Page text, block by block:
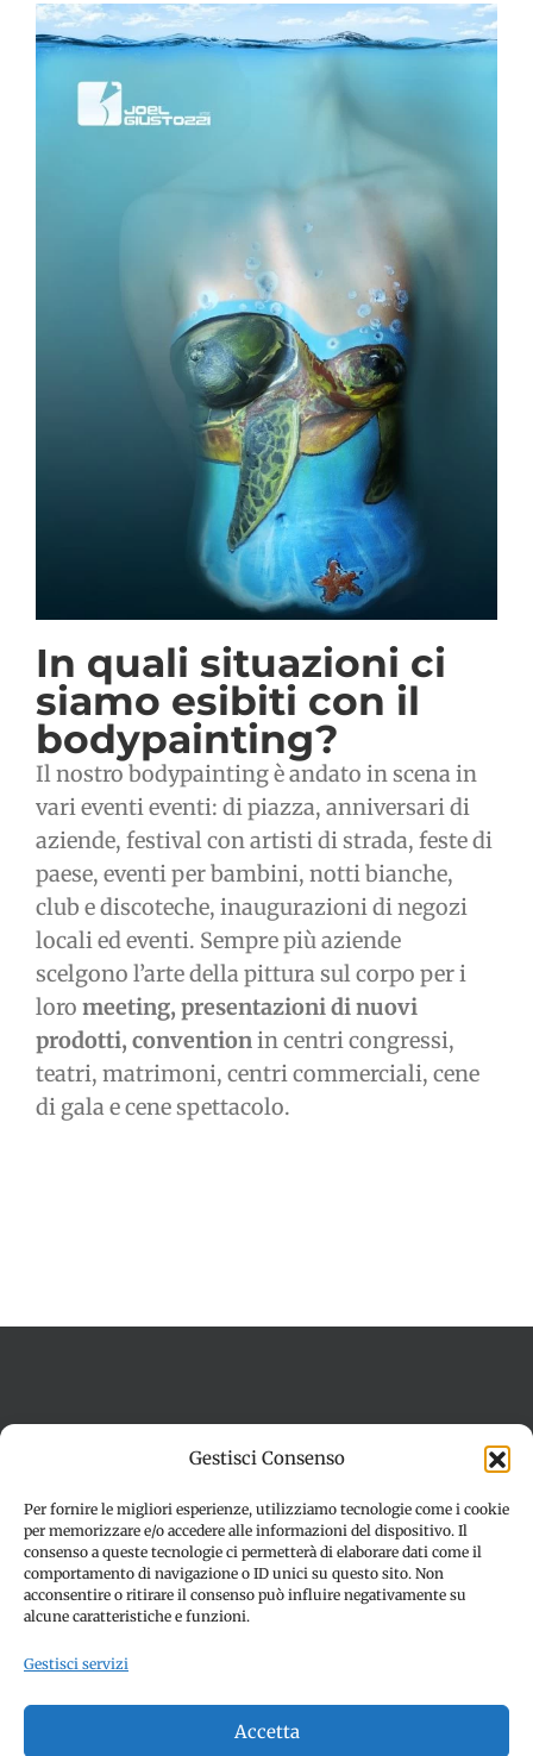
Gestisci Consenso
Per fornire le migliori esperienze, utilizziamo tecnologie come i cookie
per memorizzare e/o accedere alle informazioni del dispositivo. Il
consenso a queste tecnologie ci permetterà di elaborare dati come il
comportamento di navigazione o ID unici su questo sito. Non
acconsentire o ritirare il consenso può influire negativamente su
alcune caratteristiche e funzioni.
Gestisci servizi
Accetta
In quali situazioni ci
siamo esibiti con il
bodypainting?
Il nostro bodypainting è andato in scena in
vari eventi eventi: di piazza, anniversari di
aziende, festival con artisti di strada, feste di
paese, eventi per bambini, notti bianche,
club e discoteche, inaugurazioni di negozi
locali ed eventi. Sempre più aziende
scelgono l’arte della pittura sul corpo per i
loro meeting, presentazioni di nuovi
prodotti, convention in centri congressi,
teatri, matrimoni, centri commerciali, cene
di gala e cene spettacolo.
Dichiarazione sulla Privacy (UE)
Disconoscimento
© Copyright 2012 -2026 | SPETTACOLI EVENTI - CIVITANOVA
MARCHE (MC) - Partita iva: 01907890436 | ALL RIGHTS